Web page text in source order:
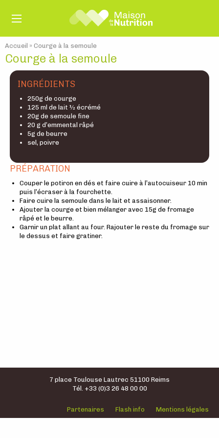
Accueil » Courge à la semoule
Courge à la semoule
INGRÉDIENTS
250g de courge
125 ml de lait ½ écrémé
20g de semoule fine
20 g d’emmental râpé
5g de beurre
sel, poivre
PRÉPARATION
Couper le potiron en dés et faire cuire à l’autocuiseur 10 min
puis l’écraser à la fourchette.
Faire cuire la semoule dans le lait et assaisonner.
Ajouter la courge et bien mélanger avec 15g de fromage
râpé et le beurre.
Garnir un plat allant au four. Rajouter le reste du fromage sur
le dessus et faire gratiner.
7 place Toulouse Lautrec 51100 Reims
Tél. +33 (0)3 26 48 00 00
Partenaires Flash info Mentions légales